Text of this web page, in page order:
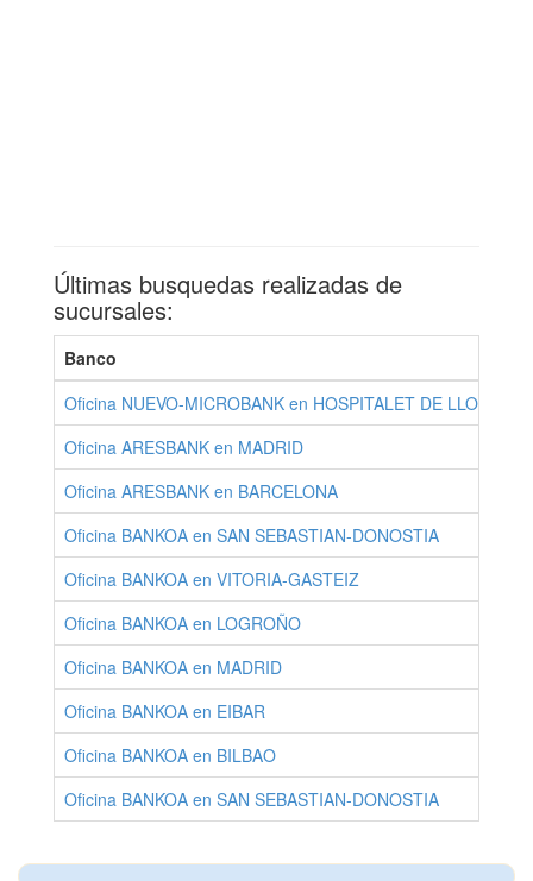
Últimas busquedas realizadas de
sucursales:
Banco
Oficina NUEVO-MICROBANK en HOSPITALET DE
Oficina ARESBANK en MADRID
Oficina ARESBANK en BARCELONA
Oficina BANKOA en SAN SEBASTIAN-DONOSTIA
Oficina BANKOA en VITORIA-GASTEIZ
Oficina BANKOA en LOGROÑO
Oficina BANKOA en MADRID
Oficina BANKOA en EIBAR
Oficina BANKOA en BILBAO
Oficina BANKOA en SAN SEBASTIAN-DONOSTIA